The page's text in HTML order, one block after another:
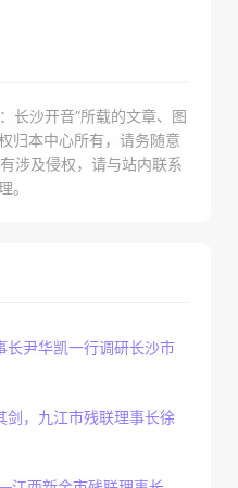
长沙开音”所载的文章、图
归本中心所有，请务随意
涉及侵权，请与站内联系
。
长尹华凯一行调研长沙市
剑，九江市残联理事长徐